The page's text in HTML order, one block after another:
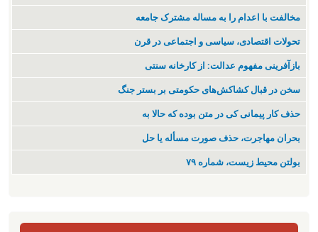
مخالفت با اعدام را به مساله مشترک جامعه
تحولات اقتصادی، سیاسی و اجتماعی در قرن
بازآفرینی مفهوم عدالت: از کارخانه سنتی
سخن در قبال کشاکش‌های حکومتی بر بستر جنگ
حذف کار پیمانی کی در متن بودە کە حالا بە
بحران مهاجرت‌، حذف صورت مسأله یا حل
بولتن محیط زیست، شماره ۷۹